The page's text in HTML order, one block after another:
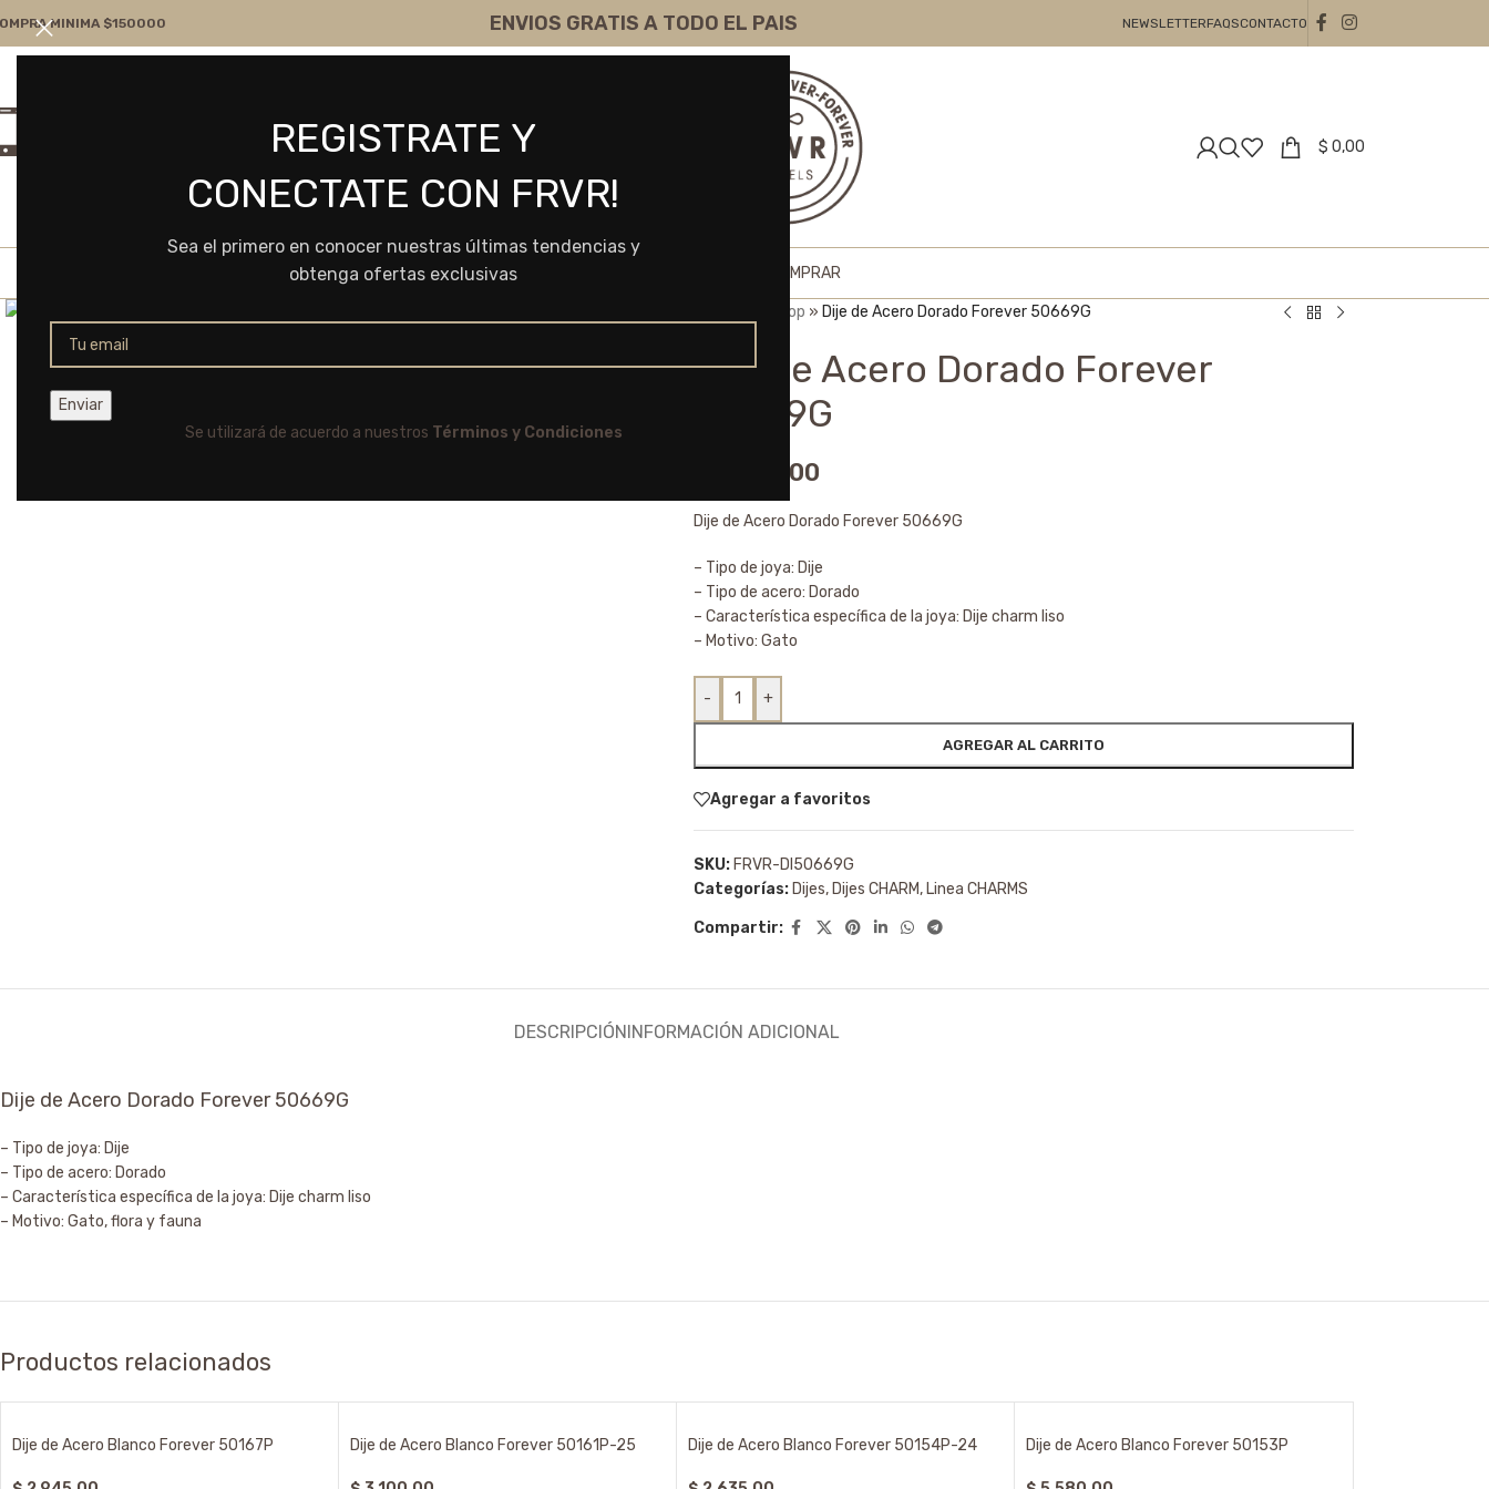
REGISTRATE Y
CONECTATE CON FRVR!
Sea el primero en conocer nuestras últimas tendencias y
obtenga ofertas exclusivas
Se utilizará de acuerdo a nuestros Términos y Condiciones
MINIMA $150000 ENVIOS GRATIS A TODO EL PAIS NEWSLETTERFAQSCONTACTO
ventas@frvr.com.ar
$ 0,00
HOME COMO COMPRAR
Shop » Dije de Acero Dorado Forever 50669G
Dije de Acero Dorado Forever
50669G
5.425,00
Dije de Acero Dorado Forever 50669G
– Tipo de joya: Dije
– Tipo de acero: Dorado
– Característica específica de la joya: Dije charm liso
– Motivo: Gato
- +
AGREGAR AL CARRITO
Agregar a favoritos
SKU: FRVR-DI50669G
Categorías: Dijes, Dijes CHARM, Linea CHARMS
Compartir:
DESCRIPCIÓNINFORMACIÓN ADICIONAL
Dije de Acero Dorado Forever 50669G
– Tipo de joya: Dije
– Tipo de acero: Dorado
– Característica específica de la joya: Dije charm liso
– Motivo: Gato, flora y fauna
Productos relacionados
Dije de Acero Blanco Forever 50167P Dije de Acero Blanco Forever 50161P-25 Dije de Acero Blanco Forever 50154P-24 Dije de Acero Blanco Forever 50153P